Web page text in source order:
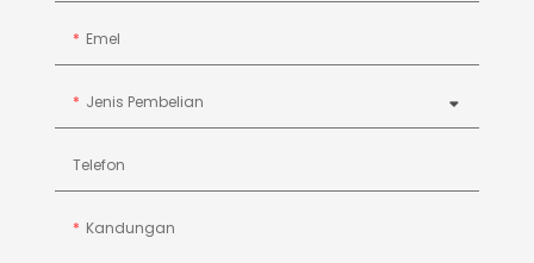
Emel
Jenis Pembelian
Telefon
Kandungan